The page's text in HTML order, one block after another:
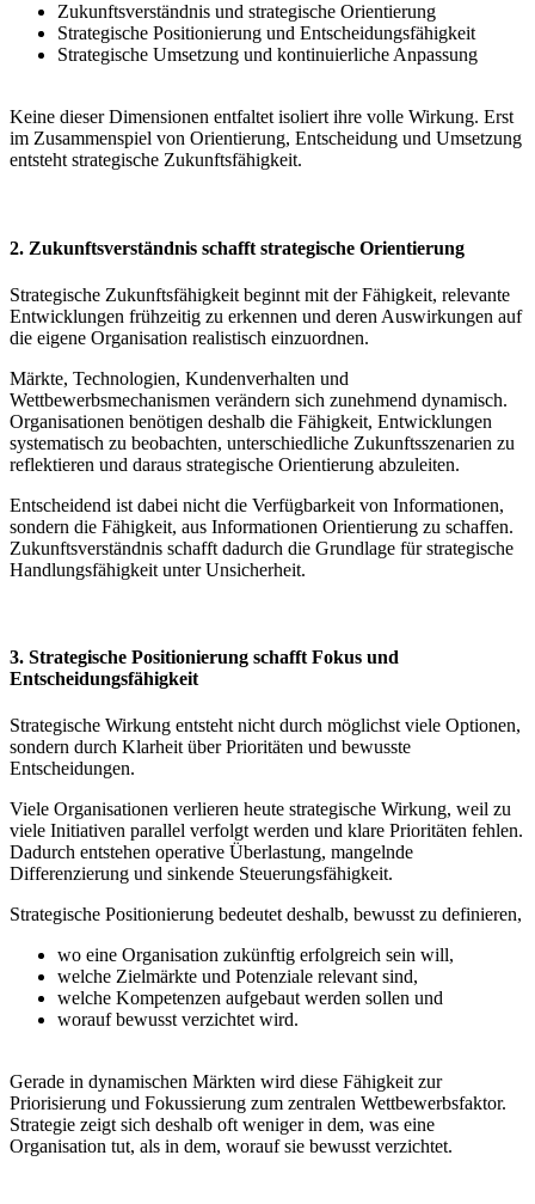
Zukunftsverständnis und strategische Orientierung
Strategische Positionierung und Entscheidungsfähigkeit
Strategische Umsetzung und kontinuierliche Anpassung
Keine dieser Dimensionen entfaltet isoliert ihre volle Wirkung. Erst
im Zusammenspiel von Orientierung, Entscheidung und Umsetzung
entsteht strategische Zukunftsfähigkeit.
2. Zukunftsverständnis schafft strategische Orientierung
Strategische Zukunftsfähigkeit beginnt mit der Fähigkeit, relevante
Entwicklungen frühzeitig zu erkennen und deren Auswirkungen auf
die eigene Organisation realistisch einzuordnen.
Märkte, Technologien, Kundenverhalten und
Wettbewerbsmechanismen verändern sich zunehmend dynamisch.
Organisationen benötigen deshalb die Fähigkeit, Entwicklungen
systematisch zu beobachten, unterschiedliche Zukunftsszenarien zu
reflektieren und daraus strategische Orientierung abzuleiten.
Entscheidend ist dabei nicht die Verfügbarkeit von Informationen,
sondern die Fähigkeit, aus Informationen Orientierung zu schaffen.
Zukunftsverständnis schafft dadurch die Grundlage für strategische
Handlungsfähigkeit unter Unsicherheit.
3. Strategische Positionierung schafft Fokus und
Entscheidungsfähigkeit
Strategische Wirkung entsteht nicht durch möglichst viele Optionen,
sondern durch Klarheit über Prioritäten und bewusste
Entscheidungen.
Viele Organisationen verlieren heute strategische Wirkung, weil zu
viele Initiativen parallel verfolgt werden und klare Prioritäten fehlen.
Dadurch entstehen operative Überlastung, mangelnde
Differenzierung und sinkende Steuerungsfähigkeit.
Strategische Positionierung bedeutet deshalb, bewusst zu definieren,
wo eine Organisation zukünftig erfolgreich sein will,
welche Zielmärkte und Potenziale relevant sind,
welche Kompetenzen aufgebaut werden sollen und
worauf bewusst verzichtet wird.
Gerade in dynamischen Märkten wird diese Fähigkeit zur
Priorisierung und Fokussierung zum zentralen Wettbewerbsfaktor.
Strategie zeigt sich deshalb oft weniger in dem, was eine
Organisation tut, als in dem, worauf sie bewusst verzichtet.